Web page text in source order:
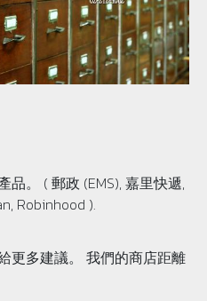
。 ( 郵政 (EMS), 嘉里快遞,
Robinhood ).
更多建議。 我們的商店距離